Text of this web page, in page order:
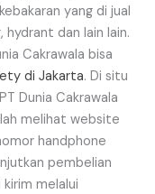
yang di jual
hydrant dan lain lain.
Cakrawala bisa
di Jakarta. Di situ
Dunia Cakrawala
melihat website
handphone
pembelian
melalui